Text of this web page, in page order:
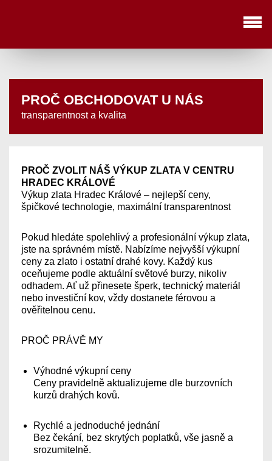
PROČ OBCHODOVAT U NÁS
transparentnost a kvalita
PROČ ZVOLIT NÁŠ VÝKUP ZLATA V CENTRU
HRADEC KRÁLOVÉ
Výkup zlata Hradec Králové – nejlepší ceny,
špičkové technologie, maximální transparentnost
Pokud hledáte spolehlivý a profesionální výkup zlata,
jste na správném místě. Nabízíme nejvyšší výkupní
ceny za zlato i ostatní drahé kovy. Každý kus
oceňujeme podle aktuální světové burzy, nikoliv
odhadem. Ať už přinesete šperk, technický materiál
nebo investiční kov, vždy dostanete férovou a
ověřitelnou cenu.
PROČ PRÁVĚ MY
Výhodné výkupní ceny
Ceny pravidelně aktualizujeme dle burzovních
kurzů drahých kovů.
Rychlé a jednoduché jednání
Bez čekání, bez skrytých poplatků, vše jasně a
srozumitelně.